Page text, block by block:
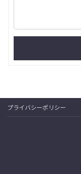
プライバシーポリシー